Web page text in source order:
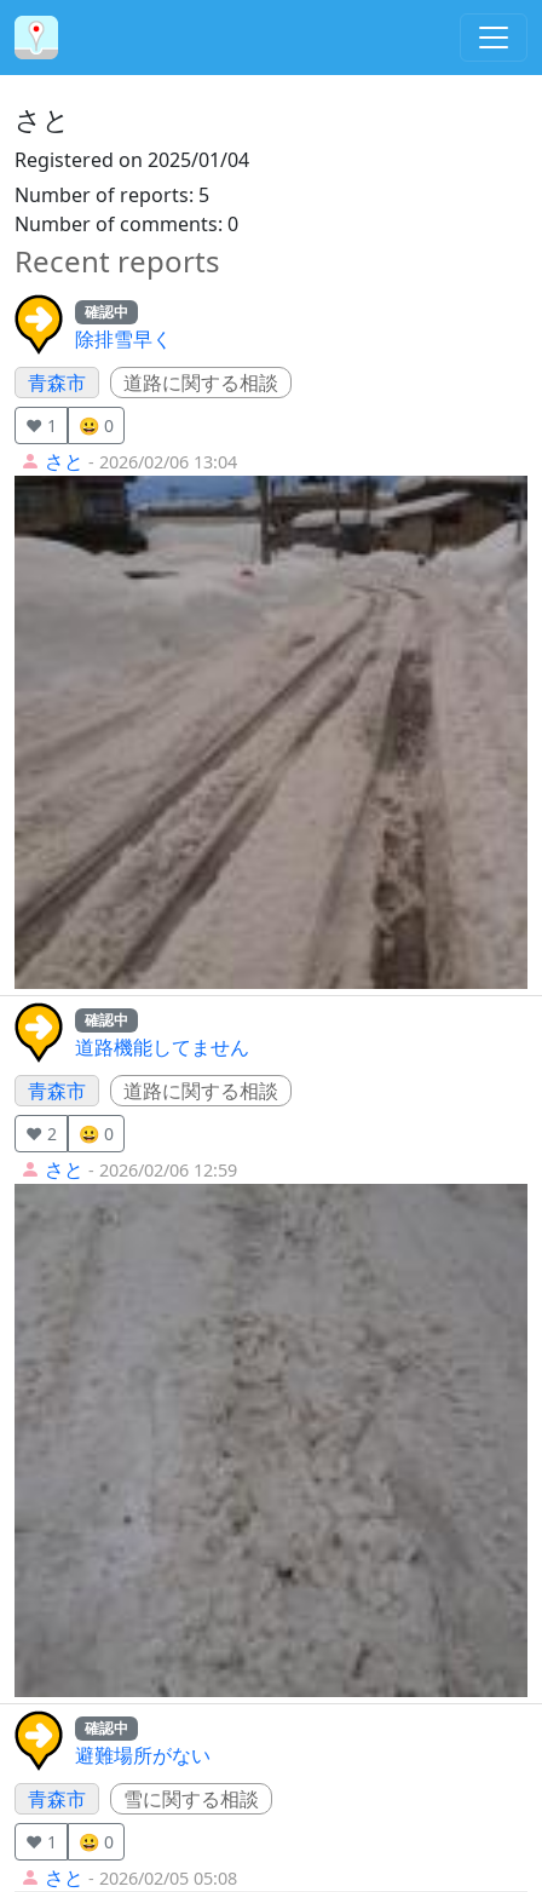
さと
Registered on 2025/01/04
Number of reports: 5
Number of comments: 0
Recent reports
確認中
除排雪早く
青森市
道路に関する相談
❤️ 1 😀 0
さと - 2026/02/06 13:04
確認中
道路機能してません
青森市
道路に関する相談
❤️ 2 😀 0
さと - 2026/02/06 12:59
確認中
避難場所がない
青森市
雪に関する相談
❤️ 1 😀 0
さと - 2026/02/05 05:08